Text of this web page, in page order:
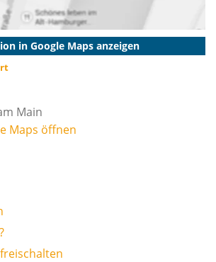
in Google Maps anzeigen
Main
Maps öffnen